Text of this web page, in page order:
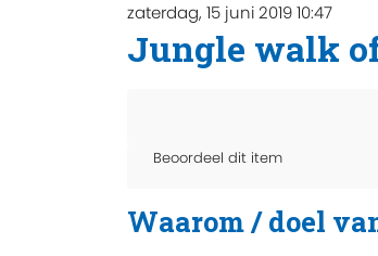
zaterdag, 15 juni 2019 10:47
Jungle walk
Beoordeel dit item
Waarom / doel